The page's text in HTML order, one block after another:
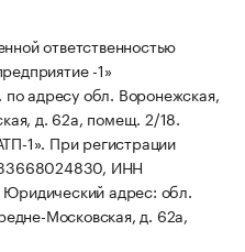
ответственностью
-1»
по адресу обл. Воронежская,
д. 62а, помещ. 2/18.
1». При регистрации
ИНН
Юридический адрес: обл.
Московская, д. 62а,